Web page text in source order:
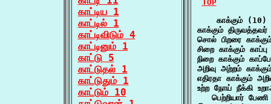
காட்டிய 1
காட்டில் 1
காட்டிவிடும் 4
காட்டினும் 1
காட்டு 5
காட்டுதல் 1
காட்டுதும் 1
காட்டும் 10
TOP
    காக்கும் (10)
காக்கும்
சொல் பிறரை
சிறை காக்கும்
நிறை காக்கும்
அறிவு அற்றம்
எதிரதா காக்கும்
உற்ற நோய் நீக்கி
பெற்றியார்